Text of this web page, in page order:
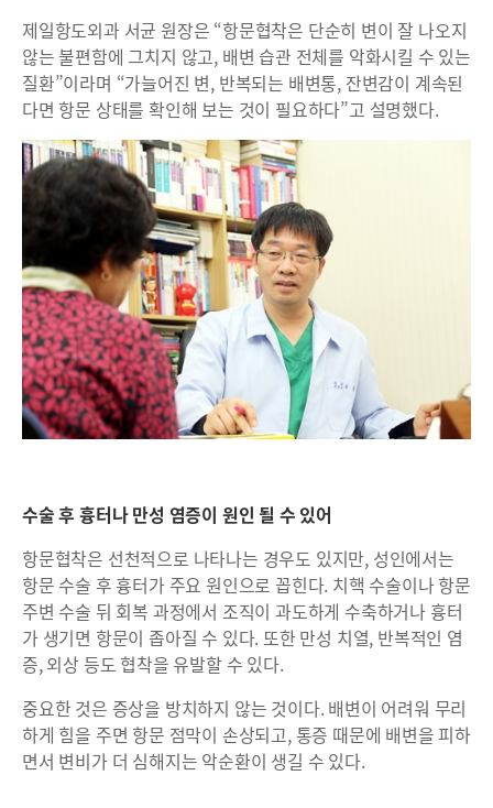
제일항도외과 서균 원장은 “항문협착은 단순히 변이 잘 나오지
않는 불편함에 그치지 않고, 배변 습관 전체를 악화시킬 수 있는
질환”이라며 “가늘어진 변, 반복되는 배변통, 잔변감이 계속된
다면 항문 상태를 확인해 보는 것이 필요하다”고 설명했다.
수술 후 흉터나 만성 염증이 원인 될 수 있어
항문협착은 선천적으로 나타나는 경우도 있지만, 성인에서는
항문 수술 후 흉터가 주요 원인으로 꼽힌다. 치핵 수술이나 항문
주변 수술 뒤 회복 과정에서 조직이 과도하게 수축하거나 흉터
가 생기면 항문이 좁아질 수 있다. 또한 만성 치열, 반복적인 염
증, 외상 등도 협착을 유발할 수 있다.
중요한 것은 증상을 방치하지 않는 것이다. 배변이 어려워 무리
하게 힘을 주면 항문 점막이 손상되고, 통증 때문에 배변을 피하
면서 변비가 더 심해지는 악순환이 생길 수 있다.